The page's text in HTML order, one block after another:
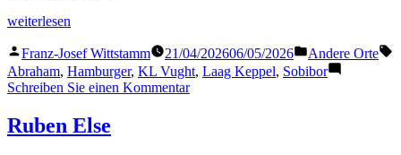
„Hamburger
weiterlesen
Veröffentlicht
von
Franz-Josef Wittstamm 21/04/202606/05/2026
Veröffentlicht
in
Andere Orte
Abraham, Hamburger, KL Vught, Laag Keppel, Sobibor
Schreiben Sie einen Kommentarzu
Ruben Else